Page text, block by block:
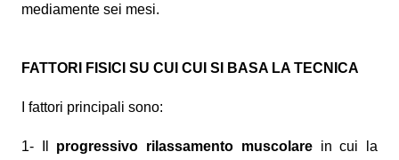
mediamente sei mesi.
FATTORI FISICI SU CUI CUI SI BASA LA TECNICA
I fattori principali sono:
1- Il progressivo rilassamento muscolarein cui la